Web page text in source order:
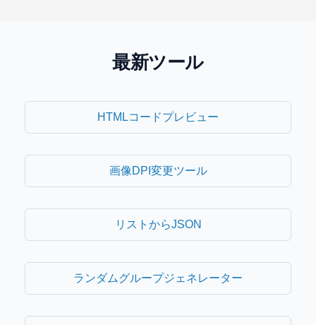
最新ツール
HTMLコードプレビュー
画像DPI変更ツール
リストからJSON
ランダムグループジェネレーター